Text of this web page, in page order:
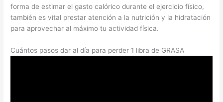
forma de estimar el gasto calórico durante el ejercicio físico,
también es vital prestar atención a la nutrición y la hidratación
para aprovechar al máximo tu actividad física.
Cuántos pasos dar al día para perder 1 libra de GRASA